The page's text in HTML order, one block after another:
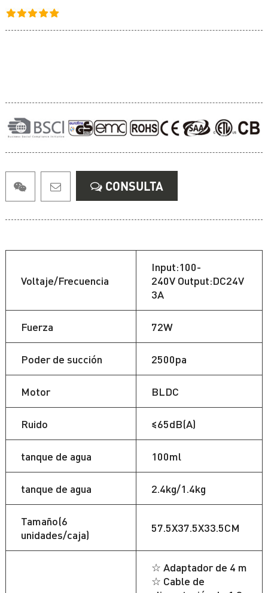
CONSULTA
Voltaje/Frecuencia
Input:100-
240V Output:DC24V
3A
Fuerza 72W
Poder de succión 2500pa
Motor BLDC
Ruido ≤65dB(A)
tanque de agua 100ml
tanque de agua 2.4kg/1.4kg
Tamaño(6
unidades/caja)
57.5X37.5X33.5CM
☆ Adaptador de 4 m
☆ Cable de